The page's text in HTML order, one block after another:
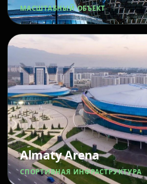
МАСШТАБНЫЙ ОБЪЕКТ
Almaty Arena
СПОРТИВНАЯ ИНФРАСТРУКТУРА